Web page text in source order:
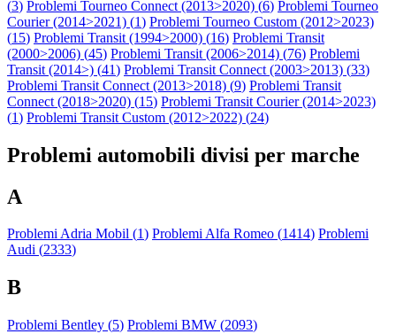
(3) Problemi Tourneo Connect (2013>2020) (6) Problemi Tourneo
Courier (2014>2021) (1) Problemi Tourneo Custom (2012>2023)
(15) Problemi Transit (1994>2000) (16) Problemi Transit
(2000>2006) (45) Problemi Transit (2006>2014) (76) Problemi
Transit (2014>) (41) Problemi Transit Connect (2003>2013) (33)
Problemi Transit Connect (2013>2018) (9) Problemi Transit
Connect (2018>2020) (15) Problemi Transit Courier (2014>2023)
(1) Problemi Transit Custom (2012>2022) (24)
Problemi automobili divisi per marche
A
Problemi Adria Mobil (1) Problemi Alfa Romeo (1414) Problemi
Audi (2333)
B
Problemi Bentley (5) Problemi BMW (2093)